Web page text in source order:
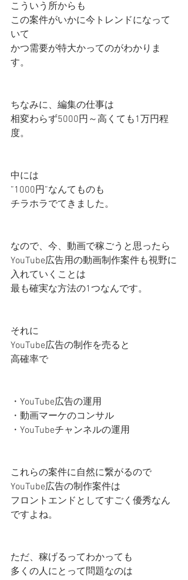
こういう所からも
この案件がいかに今トレンドになって
いて
かつ需要が特大かってのがわかりま
す。
ちなみに、編集の仕事は
相変わらず5000円～高くても1万円程
度。
中には
”1000円”なんてものも
チラホラでてきました。
なので、今、動画で稼ごうと思ったら
YouTube広告用の動画制作案件も視野に
入れていくことは
最も確実な方法の1つなんです。
それに
YouTube広告の制作を売ると
高確率で
・YouTube広告の運用
・動画マーケのコンサル
・YouTubeチャンネルの運用
これらの案件に自然に繋がるので
YouTube広告の制作案件は
フロントエンドとしてすごく優秀なん
ですよね。
ただ、稼げるってわかっても
多くの人にとって問題なのは